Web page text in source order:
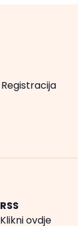
Registracija
RSS
Klikni ovdje